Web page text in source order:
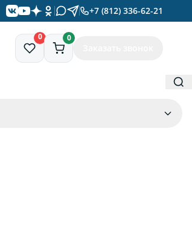
+7 (812) 336-62-21
0 0